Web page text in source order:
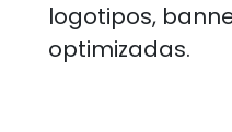
logotipos,
optimizadas.